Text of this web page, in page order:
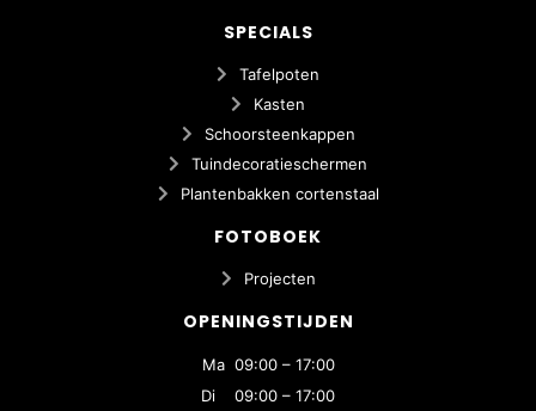
SPECIALS
Tafelpoten
Kasten
Schoorsteenkappen
Tuindecoratieschermen
Plantenbakken cortenstaal
FOTOBOEK
Projecten
OPENINGSTIJDEN
Ma 09:00 – 17:00
Di 09:00 – 17:00